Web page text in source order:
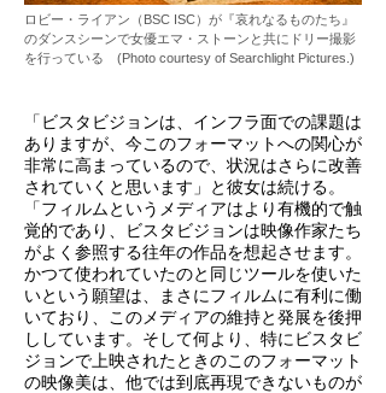
ロビー・ライアン（BSC ISC）が『哀れなるものたち』
のダンスシーンで女優エマ・ストーンと共にドリー撮影
を行っている (Photo courtesy of Searchlight Pictures.)
「ビスタビジョンは、インフラ面での課題は
ありますが、今このフォーマットへの関心が
非常に高まっているので、状況はさらに改善
されていくと思います」と彼女は続ける。
「フィルムというメディアはより有機的で触
覚的であり、ビスタビジョンは映像作家たち
がよく参照する往年の作品を想起させます。
かつて使われていたのと同じツールを使いた
いという願望は、まさにフィルムに有利に働
いており、このメディアの維持と発展を後押
ししています。そして何より、特にビスタビ
ジョンで上映されたときのこのフォーマット
の映像美は、他では到底再現できないものが